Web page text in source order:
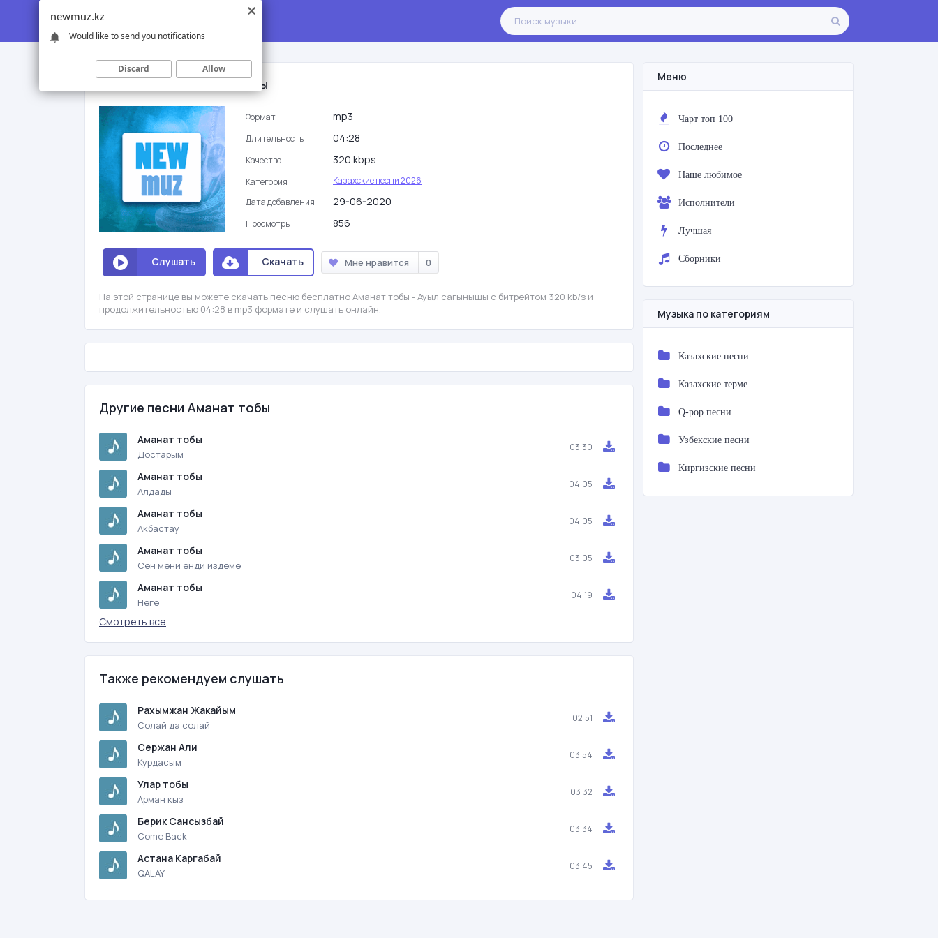
Аманат тобы - Ауыл сагынышы
Формат mp3
Длительность 04:28
Качество 320 kbps
Категория
Казахские песни 2026
Дата добавления
29-06-2020
Просмотры 856
Слушать Скачать Мне нравится 0
На этой странице вы можете скачать песню бесплатно Аманат тобы - Ауыл сагынышы с битрейтом 320 kb/s и
продолжительностью 04:28 в mp3 формате и слушать онлайн.
Другие песни Аманат тобы
Аманат тобы
Достарым
03:30
Аманат тобы
Алдады
04:05
Аманат тобы
Акбастау
04:05
Аманат тобы
Сен мени енди издеме
03:05
Аманат тобы
Неге
04:19
Смотреть все
Также рекомендуем слушать
Рахымжан Жакайым
Солай да солай
02:51
Сержан Али
Курдасым
03:54
Улар тобы
Арман кыз
03:32
Берик Сансызбай
Come Back
03:34
Астана Каргабай
QALAY
03:45
Меню
Чарт топ 100
Последнее
Наше любимое
Исполнители
Лучшая
Сборники
Музыка по категориям
Казахские песни
Казахские терме
Q-pop песни
Узбекские песни
Киргизские песни
newmuz.kz
Would like to send you notifications
Discard Allow